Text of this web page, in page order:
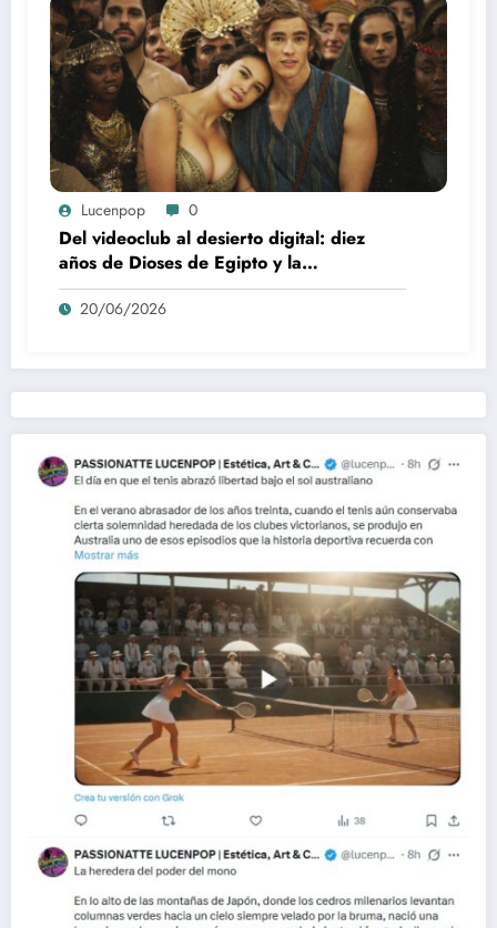
Lucenpop 0
Del videoclub al desierto digital: diez
años de Dioses de Egipto y la
desaparición del blockbuster sin
complejos
20/06/2026